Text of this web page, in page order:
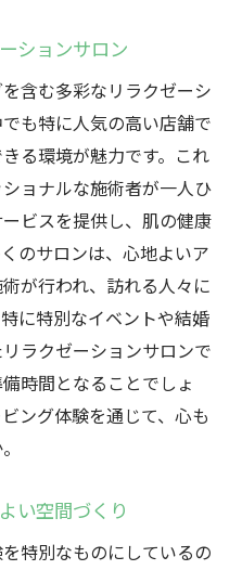
ションサロン
含む多彩なリラクゼーシ
も特に人気の高い店舗で
る環境が魅力です。これ
ョナルな施術者が一人ひ
ビスを提供し、肌の健康
のサロンは、心地よいア
が行われ、訪れる人々に
に特別なイベントや結婚
ラクゼーションサロンで
時間となることでしょ
ング体験を通じて、心も
い空間づくり
特別なものにしているの